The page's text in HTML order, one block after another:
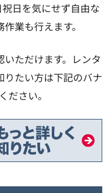
日を気にせず自由な
業も行えます。
ただけます。レンタ
たい方は下記のバナ
ださい。